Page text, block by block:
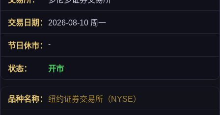
2026-08-10 周一
-
开市
纽约证券交易所（NYSE）